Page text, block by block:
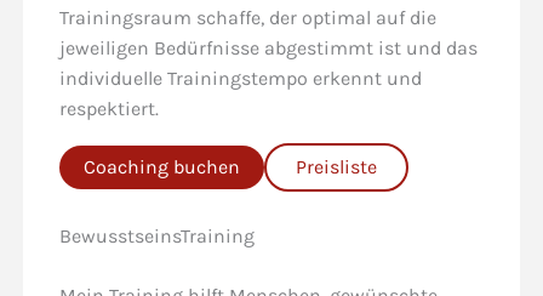
Trainingsraum schaffe, der optimal auf die
jeweiligen Bedürfnisse abgestimmt ist und das
individuelle Trainingstempo erkennt und
respektiert.
Coaching buchen Preisliste
BewusstseinsTraining